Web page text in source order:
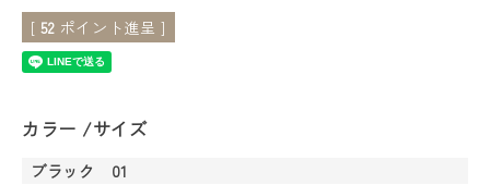
[ 52 ポイント進呈 ]
カラー サイズ
ブラック 01